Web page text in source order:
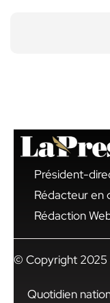
Président-
Rédacteur en
Rédaction
© Copyright 2025
Quotidien